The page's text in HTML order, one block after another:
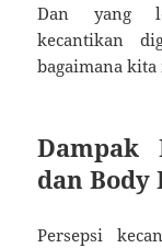
Dan yang
kecantikan
bagaimana
Dampak
dan Body
Persepsi